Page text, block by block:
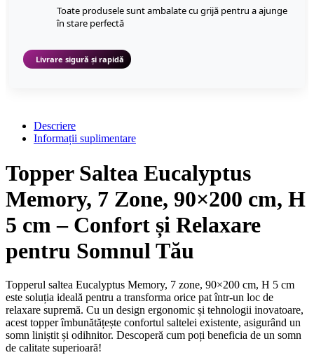
Toate produsele sunt ambalate cu grijă pentru a ajunge
în stare perfectă
Livrare sigură și rapidă
Descriere
Informații suplimentare
Topper Saltea Eucalyptus
Memory, 7 Zone, 90×200 cm, H
5 cm – Confort și Relaxare
pentru Somnul Tău
Topperul saltea Eucalyptus Memory, 7 zone, 90×200 cm, H 5 cm
este soluția ideală pentru a transforma orice pat într-un loc de
relaxare supremă. Cu un design ergonomic și tehnologii inovatoare,
acest topper îmbunătățește confortul saltelei existente, asigurând un
somn liniștit și odihnitor. Descoperă cum poți beneficia de un somn
de calitate superioară!